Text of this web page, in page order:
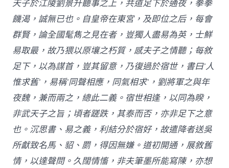
天子於江陵劉景升聽事之上，共道足下於通夜，拳拳
饑渴，誠無已也。自皇帝在東宮，及即位之后，每會
群賢，論全國髦雋之見在者，豈獨人盡易為英，士鮮
易取最，故乃猥以原壤之朽質，感夫子之情聽；每敘
足下，以為謀首，豈其留意，乃復過於宿世，書曰’人
惟求舊’，易稱’同聲相應，同氣相求’，劉將軍之與年
夜魏，兼而兩之，總此二義。宿世相逢，以同為睽，
非武天子之旨；頃者蹉跌，其泰而否，亦非足下之意
也。沉思書、易之義，利結分於宿好，故遣降者送吳
所獻致名馬、貂、罽，得因無嫌。道初開通，展敘舊
情，以達聲問。久闊情慉，非夫筆墨所能寫陳，亦想